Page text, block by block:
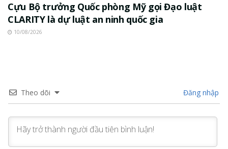
Cựu Bộ trưởng Quốc phòng Mỹ gọi Đạo luật
CLARITY là dự luật an ninh quốc gia
10/08/2026
Theo dõi Đăng nhập